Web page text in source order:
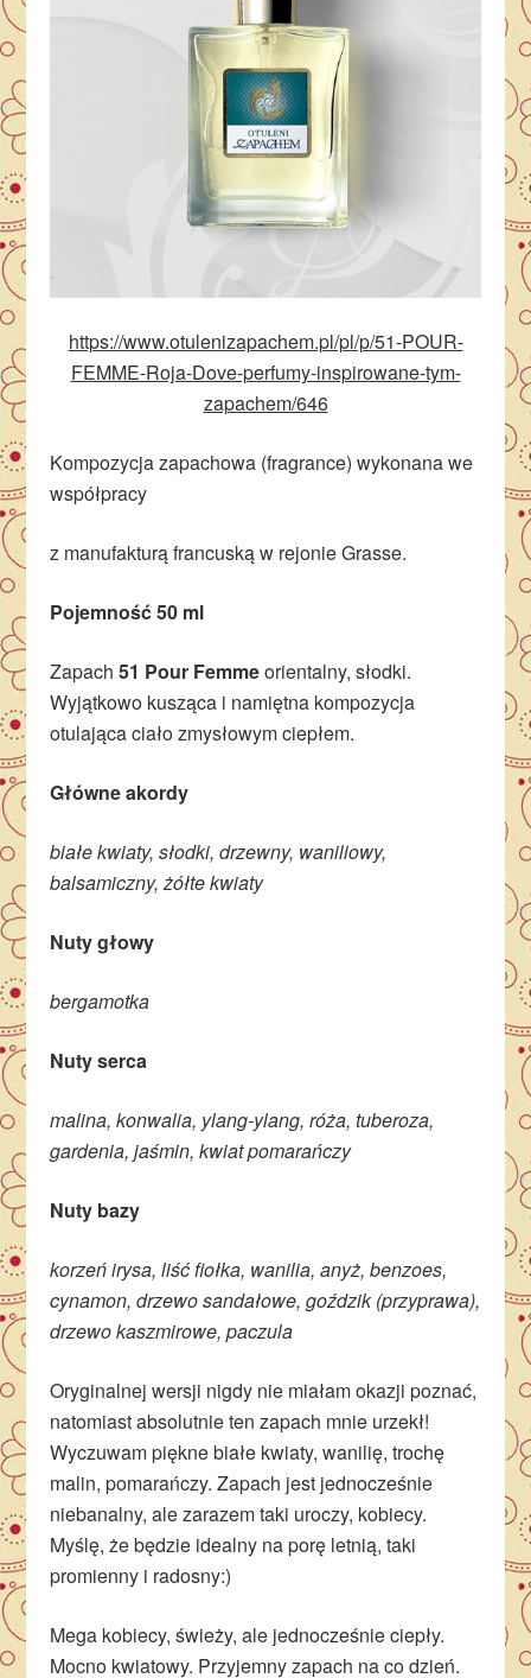
https://www.otulenizapachem.pl/pl/p/51-POUR-
FEMME-Roja-Dove-perfumy-inspirowane-tym-
zapachem/646
Kompozycja zapachowa (fragrance) wykonana we
współpracy
z manufakturą francuską w rejonie Grasse.
Pojemność 50 ml
Zapach51 Pour Femmeorientalny, słodki.
Wyjątkowo kusząca i namiętna kompozycja
otulająca ciało zmysłowym ciepłem.
Główne akordy
białe kwiaty, słodki, drzewny, waniliowy,
balsamiczny, żółte kwiaty
Nuty głowy
bergamotka
Nuty serca
malina, konwalia, ylang-ylang, róża, tuberoza,
gardenia, jaśmin, kwiat pomarańczy
Nuty bazy
korzeń irysa, liść fiołka, wanilia, anyż, benzoes,
cynamon, drzewo sandałowe, goździk (przyprawa),
drzewo kaszmirowe, paczula
Oryginalnej wersji nigdy nie miałam okazji poznać,
natomiast absolutnie ten zapach mnie urzekł!
Wyczuwam piękne białe kwiaty, wanilię, trochę
malin, pomarańczy. Zapach jest jednocześnie
niebanalny, ale zarazem taki uroczy, kobiecy.
Myślę, że będzie idealny na porę letnią, taki
promienny i radosny:)
Mega kobiecy, świeży, ale jednocześnie ciepły.
Mocno kwiatowy. Przyjemny zapach na co dzień.